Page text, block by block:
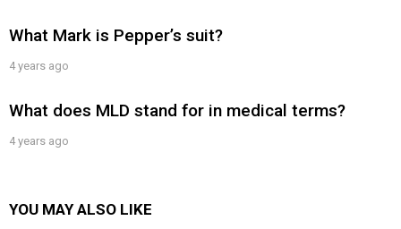
What Mark is Pepper’s suit?
4 years ago
What does MLD stand for in medical terms?
4 years ago
YOU MAY ALSO LIKE